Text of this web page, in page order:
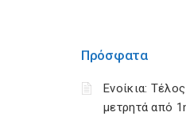
Πρόσφατα
Ενοίκια:
μετρητά από